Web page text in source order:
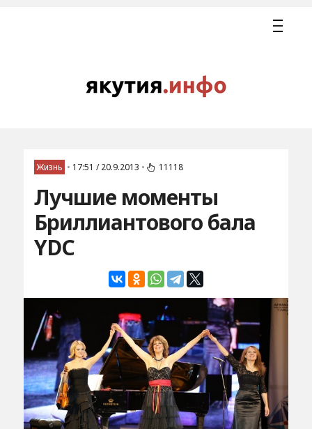
Жизнь • 17:51 / 20.9.2013 • 11118
Лучшие моменты
Бриллиантового бала
YDC